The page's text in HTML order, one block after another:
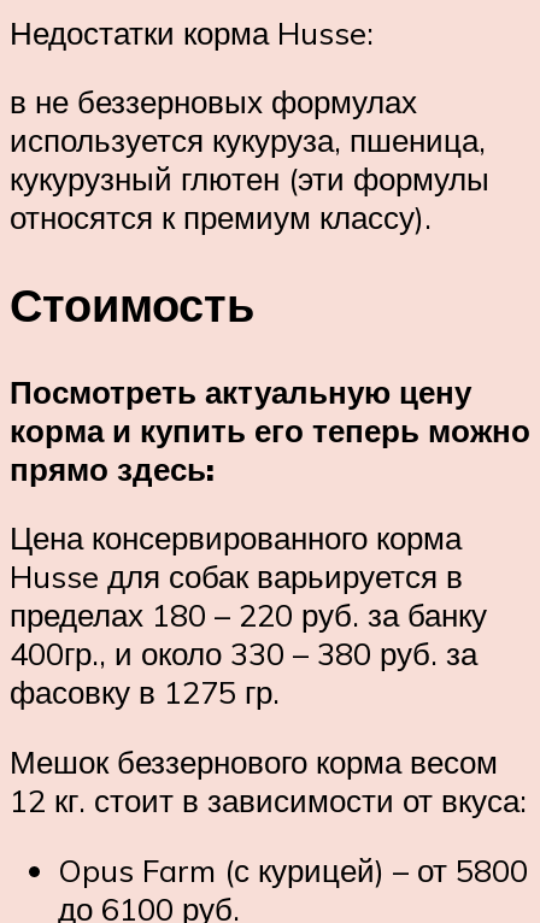
Недостатки корма Husse:
в не беззерновых формулах
используется кукуруза, пшеница,
кукурузный глютен (эти формулы
относятся к премиум классу).
Стоимость
Посмотреть актуальную цену
корма и купить его теперь можно
прямо здесь:
Цена консервированного корма
Husse для собак варьируется в
пределах 180 – 220 руб. за банку
400гр., и около 330 – 380 руб. за
фасовку в 1275 гр.
Мешок беззернового корма весом
12 кг. стоит в зависимости от вкуса:
Opus Farm (с курицей) – от 5800
до 6100 руб.